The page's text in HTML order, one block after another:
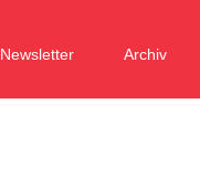
Newsletter Archiv